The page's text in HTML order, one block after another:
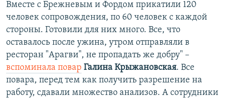
Вместе с Брежневым и Фордом прикатили 120
человек сопровождения, по 60 человек с каждой
стороны. Готовили для них много. Все, что
оставалось после ужина, утром отправляли в
ресторан "Арагви", не пропадать же добру" –
вспоминала повар Галина Крыжановская. Все
повара, перед тем как получить разрешение на
работу, сдавали множество анализов. А сотрудники